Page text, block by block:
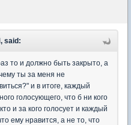
said:
то и должно быть закрыто, а
ты за меня не
и в итоге, каждый
голосующего, что б ни кого
и за кого голосует и каждый
ему нравится, а не то, что